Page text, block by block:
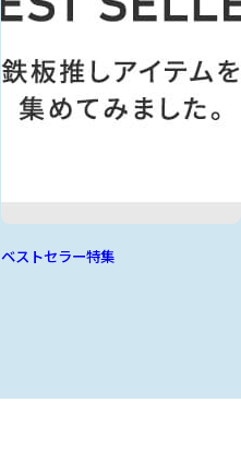
ベストセラー特集